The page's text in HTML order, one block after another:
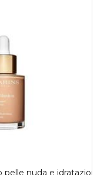
nuda e idratazione